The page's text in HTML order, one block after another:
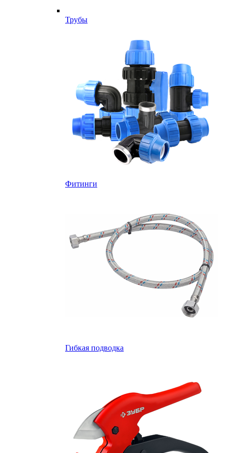
Трубы
Фитинги
Гибкая подводка